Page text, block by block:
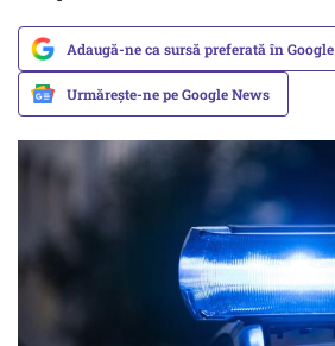
Adaugă-ne ca sursă preferată în Google
Urmărește-ne pe Google News